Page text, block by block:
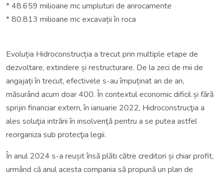
* 48.659 milioane mc umpluturi de anrocamente
* 80.813 milioane mc excavații în roca
Evoluția Hidroconstrucția a trecut prin multiple etape de
dezvoltare, extindere și restructurare. De la zeci de mii de
angajați în trecut, efectivele s-au împuținat an de an,
măsurând acum doar 400. În contextul economic dificil și fără
sprijin financiar extern, în ianuarie 2022, Hidroconstrucţia a
ales soluţia intrării în insolvenţă pentru a se putea astfel
reorganiza sub protecţia legii.
În anul 2024 s-a reușit însă plăti către creditori și chiar profit,
urmând că anul acesta compania să propună un plan de